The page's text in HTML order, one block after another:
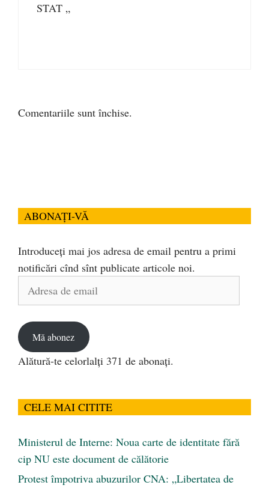
STAT „
Comentariile sunt închise.
ABONAȚI-VĂ
Introduceți mai jos adresa de email pentru a primi
notificări cînd sînt publicate articole noi.
Adresa
Mă abonez
Alătură-te celorlalți 371 de abonați.
CELE MAI CITITE
Ministerul de Interne: Noua carte de identitate fără
cip NU este document de călătorie
Protest împotriva abuzurilor CNA: „Libertatea de